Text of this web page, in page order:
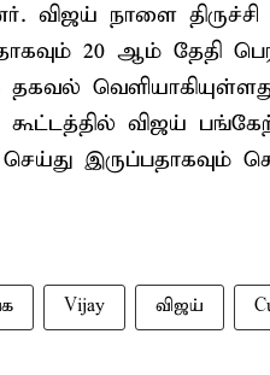
விஜய் நாளை திருச்சி
20 ஆம் தேதி
தகவல்
விஜய்
செய்து இருப்பதாகவும்
Vijay விஜய்